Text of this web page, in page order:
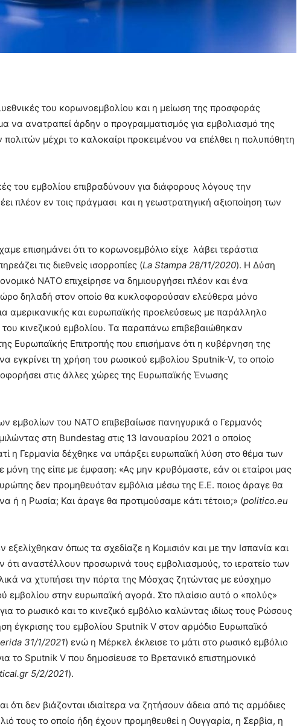
του κορωνοεμβολίου και η μείωση της προσφοράς
να ανατραπεί άρδην ο προγραμματισμός για εμβολιασμό της
μέχρι το καλοκαίρι προκειμένου να επέλθει η πολυπόθητη
του εμβολίου επιβραδύνουν για διάφορους λόγους την
πλέον εν τοις πράγμασι και η γεωστρατηγική αξιοποίηση των
επισημάνει ότι το κορωνοεμβόλιο είχε λάβει τεράστια
τις διεθνείς ισορροπίες (La Stampa 28/11/2020). Η Δύση
ΝΑΤΟ επιχείρησε να δημιουργήσει πλέον και ένα
δηλαδή στον οποίο θα κυκλοφορούσαν ελεύθερα μόνο
αμερικανικής και ευρωπαϊκής προελεύσεως με παράλληλο
κινεζικού εμβολίου. Τα παραπάνω επιβεβαιώθηκαν
Ευρωπαϊκής Επιτροπής που επισήμανε ότι η κυβέρνηση της
εγκρίνει τη χρήση του ρωσικού εμβολίου Sputnik-V, το οποίο
στις άλλες χώρες της Ευρωπαϊκής Ένωσης
εμβολίων του ΝΑΤΟ επιβεβαίωσε πανηγυρικά ο Γερμανός
στη Bundestag στις 13 Ιανουαρίου 2021 ο οποίος
η Γερμανία δέχθηκε να υπάρξει ευρωπαϊκή λύση στο θέμα των
της είπε με έμφαση: «Ας μην κρυβόμαστε, εάν οι εταίροι μας
δεν προμηθευόταν εμβόλια μέσω της Ε.Ε. ποιος άραγε θα
ή η Ρωσία; Και άραγε θα προτιμούσαμε κάτι τέτοιο;» (politico.eu
όπως τα σχεδίαζε η Κομισιόν και με την Ισπανία και
αναστέλλουν προσωρινά τους εμβολιασμούς, το ιερατείο των
να χτυπήσει την πόρτα της Μόσχας ζητώντας με εύσχημο
εμβολίου στην ευρωπαϊκή αγορά. Στο πλαίσιο αυτό ο «πολύς»
το ρωσικό και το κινεζικό εμβόλιο καλώντας ιδίως τους Ρώσους
έγκρισης του εμβολίου Sputnik V στον αρμόδιο Ευρωπαϊκό
31/1/2021) ενώ η Μέρκελ έκλεισε το μάτι στο ρωσικό εμβόλιο
το Sputnik V που δημοσίευσε το Βρετανικό επιστημονικό
gr 5/2/2021).
ότι δεν βιάζονται ιδιαίτερα να ζητήσουν άδεια από τις αρμόδιες
τους το οποίο ήδη έχουν προμηθευθεί η Ουγγαρία, η Σερβία, η